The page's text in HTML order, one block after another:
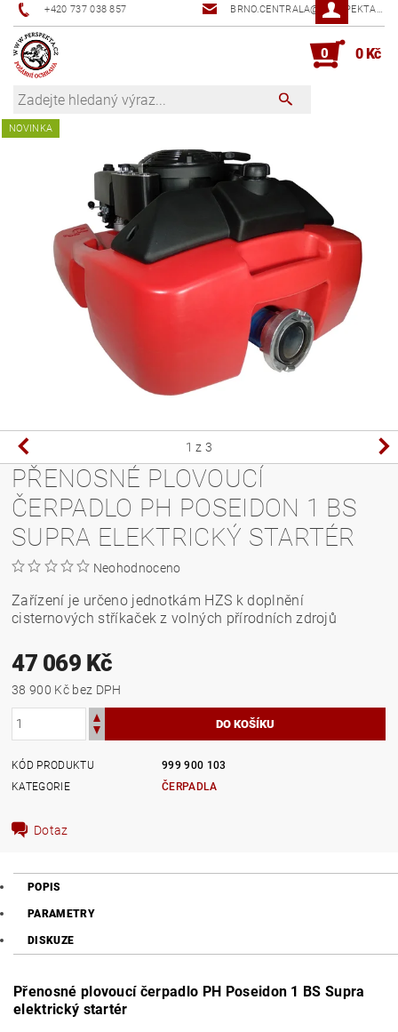
+420 737 038 857 BRNO.CENTRALA@PERSPEKTA.CZ
0 0 Kč
NOVINKA
1 z 3
PŘENOSNÉ PLOVOUCÍ
ČERPADLO PH POSEIDON 1 BS
SUPRA ELEKTRICKÝ STARTÉR
Neohodnoceno
Zařízení je určeno jednotkám HZS k doplnění
cisternových stříkaček z volných přírodních zdrojů
47 069 Kč
38 900 Kč bez DPH
KÓD PRODUKTU
999 900 103
KATEGORIE
ČERPADLA
Dotaz
POPIS
PARAMETRY
DISKUZE
Přenosné plovoucí čerpadlo PH Poseidon 1 BS Supra
elektrický startér